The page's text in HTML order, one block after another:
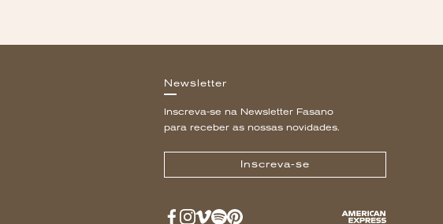
Newsletter
Inscreva-se na Newsletter Fasano
para receber as nossas novidades.
Inscreva-se